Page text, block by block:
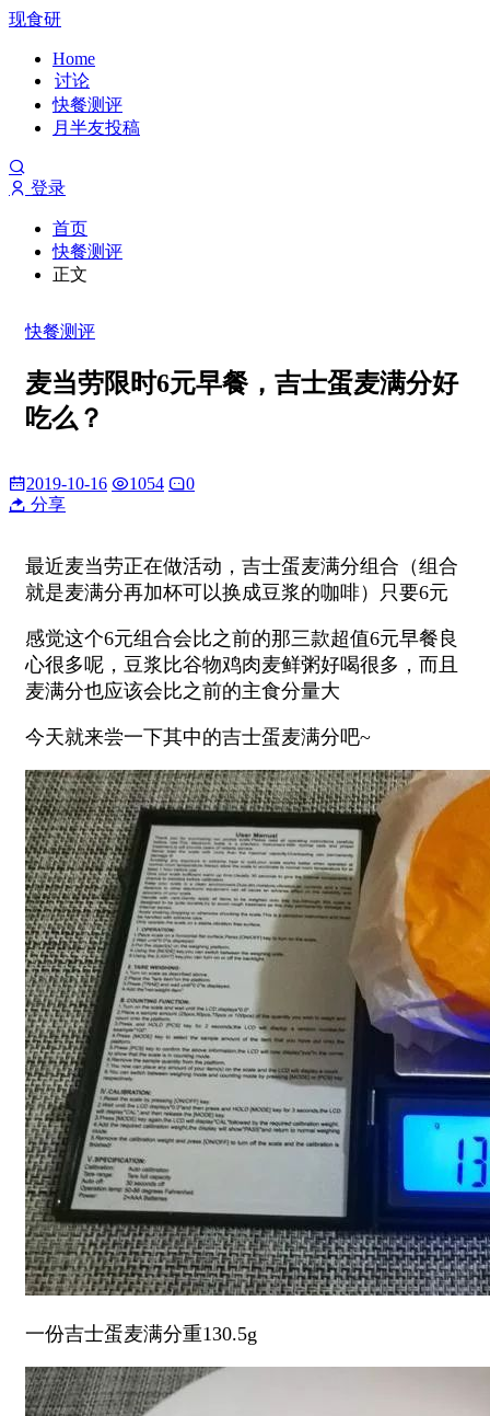
现食研
Home
讨论
快餐测评
月半友投稿
登录
首页
快餐测评
正文
快餐测评
麦当劳限时6元早餐，吉士蛋麦满分好
吃么？
2019-10-16 1054
0
分享
最近麦当劳正在做活动，吉士蛋麦满分组合（组合
就是麦满分再加杯可以换成豆浆的咖啡）只要6元
感觉这个6元组合会比之前的那三款超值6元早餐良
心很多呢，豆浆比谷物鸡肉麦鲜粥好喝很多，而且
麦满分也应该会比之前的主食分量大
今天就来尝一下其中的吉士蛋麦满分吧~
一份吉士蛋麦满分重130.5g